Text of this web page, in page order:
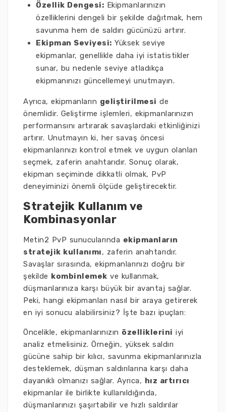
Özellik Dengesi: Ekipmanlarınızın
özelliklerini dengeli bir şekilde dağıtmak, hem
savunma hem de saldırı gücünüzü artırır.
Ekipman Seviyesi: Yüksek seviye
ekipmanlar, genellikle daha iyi istatistikler
sunar, bu nedenle seviye atladıkça
ekipmanınızı güncellemeyi unutmayın.
Ayrıca, ekipmanların geliştirilmesi de
önemlidir. Geliştirme işlemleri, ekipmanlarınızın
performansını artırarak savaşlardaki etkinliğinizi
artırır. Unutmayın ki, her savaş öncesi
ekipmanlarınızı kontrol etmek ve uygun olanları
seçmek, zaferin anahtarıdır. Sonuç olarak,
ekipman seçiminde dikkatli olmak, PvP
deneyiminizi önemli ölçüde geliştirecektir.
Stratejik Kullanım ve
Kombinasyonlar
Metin2 PvP sunucularında ekipmanların
stratejik kullanımı, zaferin anahtarıdır.
Savaşlar sırasında, ekipmanlarınızı doğru bir
şekilde kombinlemek ve kullanmak,
düşmanlarınıza karşı büyük bir avantaj sağlar.
Peki, hangi ekipmanları nasıl bir araya getirerek
en iyi sonucu alabilirsiniz? İşte bazı ipuçları:
Öncelikle, ekipmanlarınızın özelliklerini iyi
analiz etmelisiniz. Örneğin, yüksek saldırı
gücüne sahip bir kılıcı, savunma ekipmanlarınızla
desteklemek, düşman saldırılarına karşı daha
dayanıklı olmanızı sağlar. Ayrıca, hız artırıcı
ekipmanlar ile birlikte kullanıldığında,
düşmanlarınızı şaşırtabilir ve hızlı saldırılar